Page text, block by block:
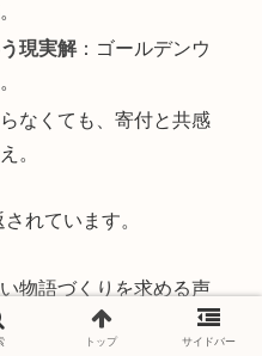
現実解：ゴールデンウ
らなくても、寄付と共感
。
れています。
物語づくりを求める声
縮・屋内化を前提に、
トップ サイドバー